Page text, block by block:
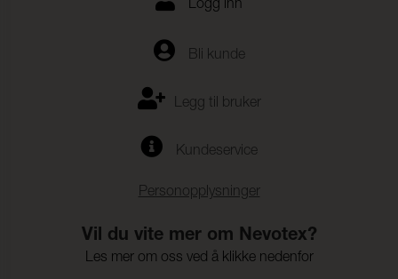
Logg inn
Bli kunde
Legg til bruker
Kundeservice
Personopplysninger
Vil du vite mer om Nevotex?
Les mer om oss ved å klikke nedenfor